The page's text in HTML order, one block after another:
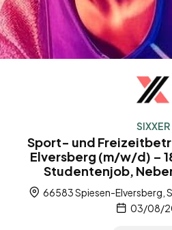
SIXXER
Sport- und
Elversberg (m/w/d) –
Studentenjob,
66583 Spiesen-Elversberg,
03/08/